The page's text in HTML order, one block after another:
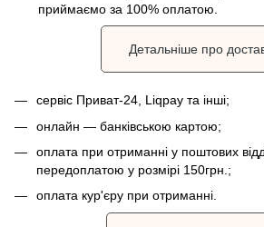
приймаємо за 100% оплатою.
Детальніше про
сервіс Приват-24, Liqpay та інші;
онлайн — банківською картою;
оплата при отриманні у поштових
передоплатою у розмірі 150грн.;
оплата кур'єру при отриманні.